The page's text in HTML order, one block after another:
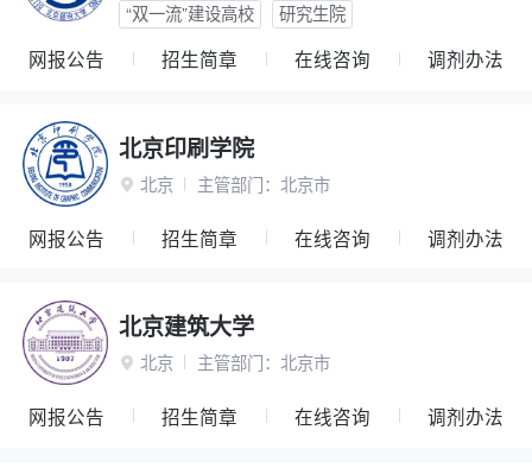
“双一流”建设高校
研究生院
网报公告 招生简章 在线咨询 调剂办法
北京印刷学院
 北京 主管部门： 北京市
网报公告 招生简章 在线咨询 调剂办法
北京建筑大学
 北京 主管部门： 北京市
网报公告 招生简章 在线咨询 调剂办法